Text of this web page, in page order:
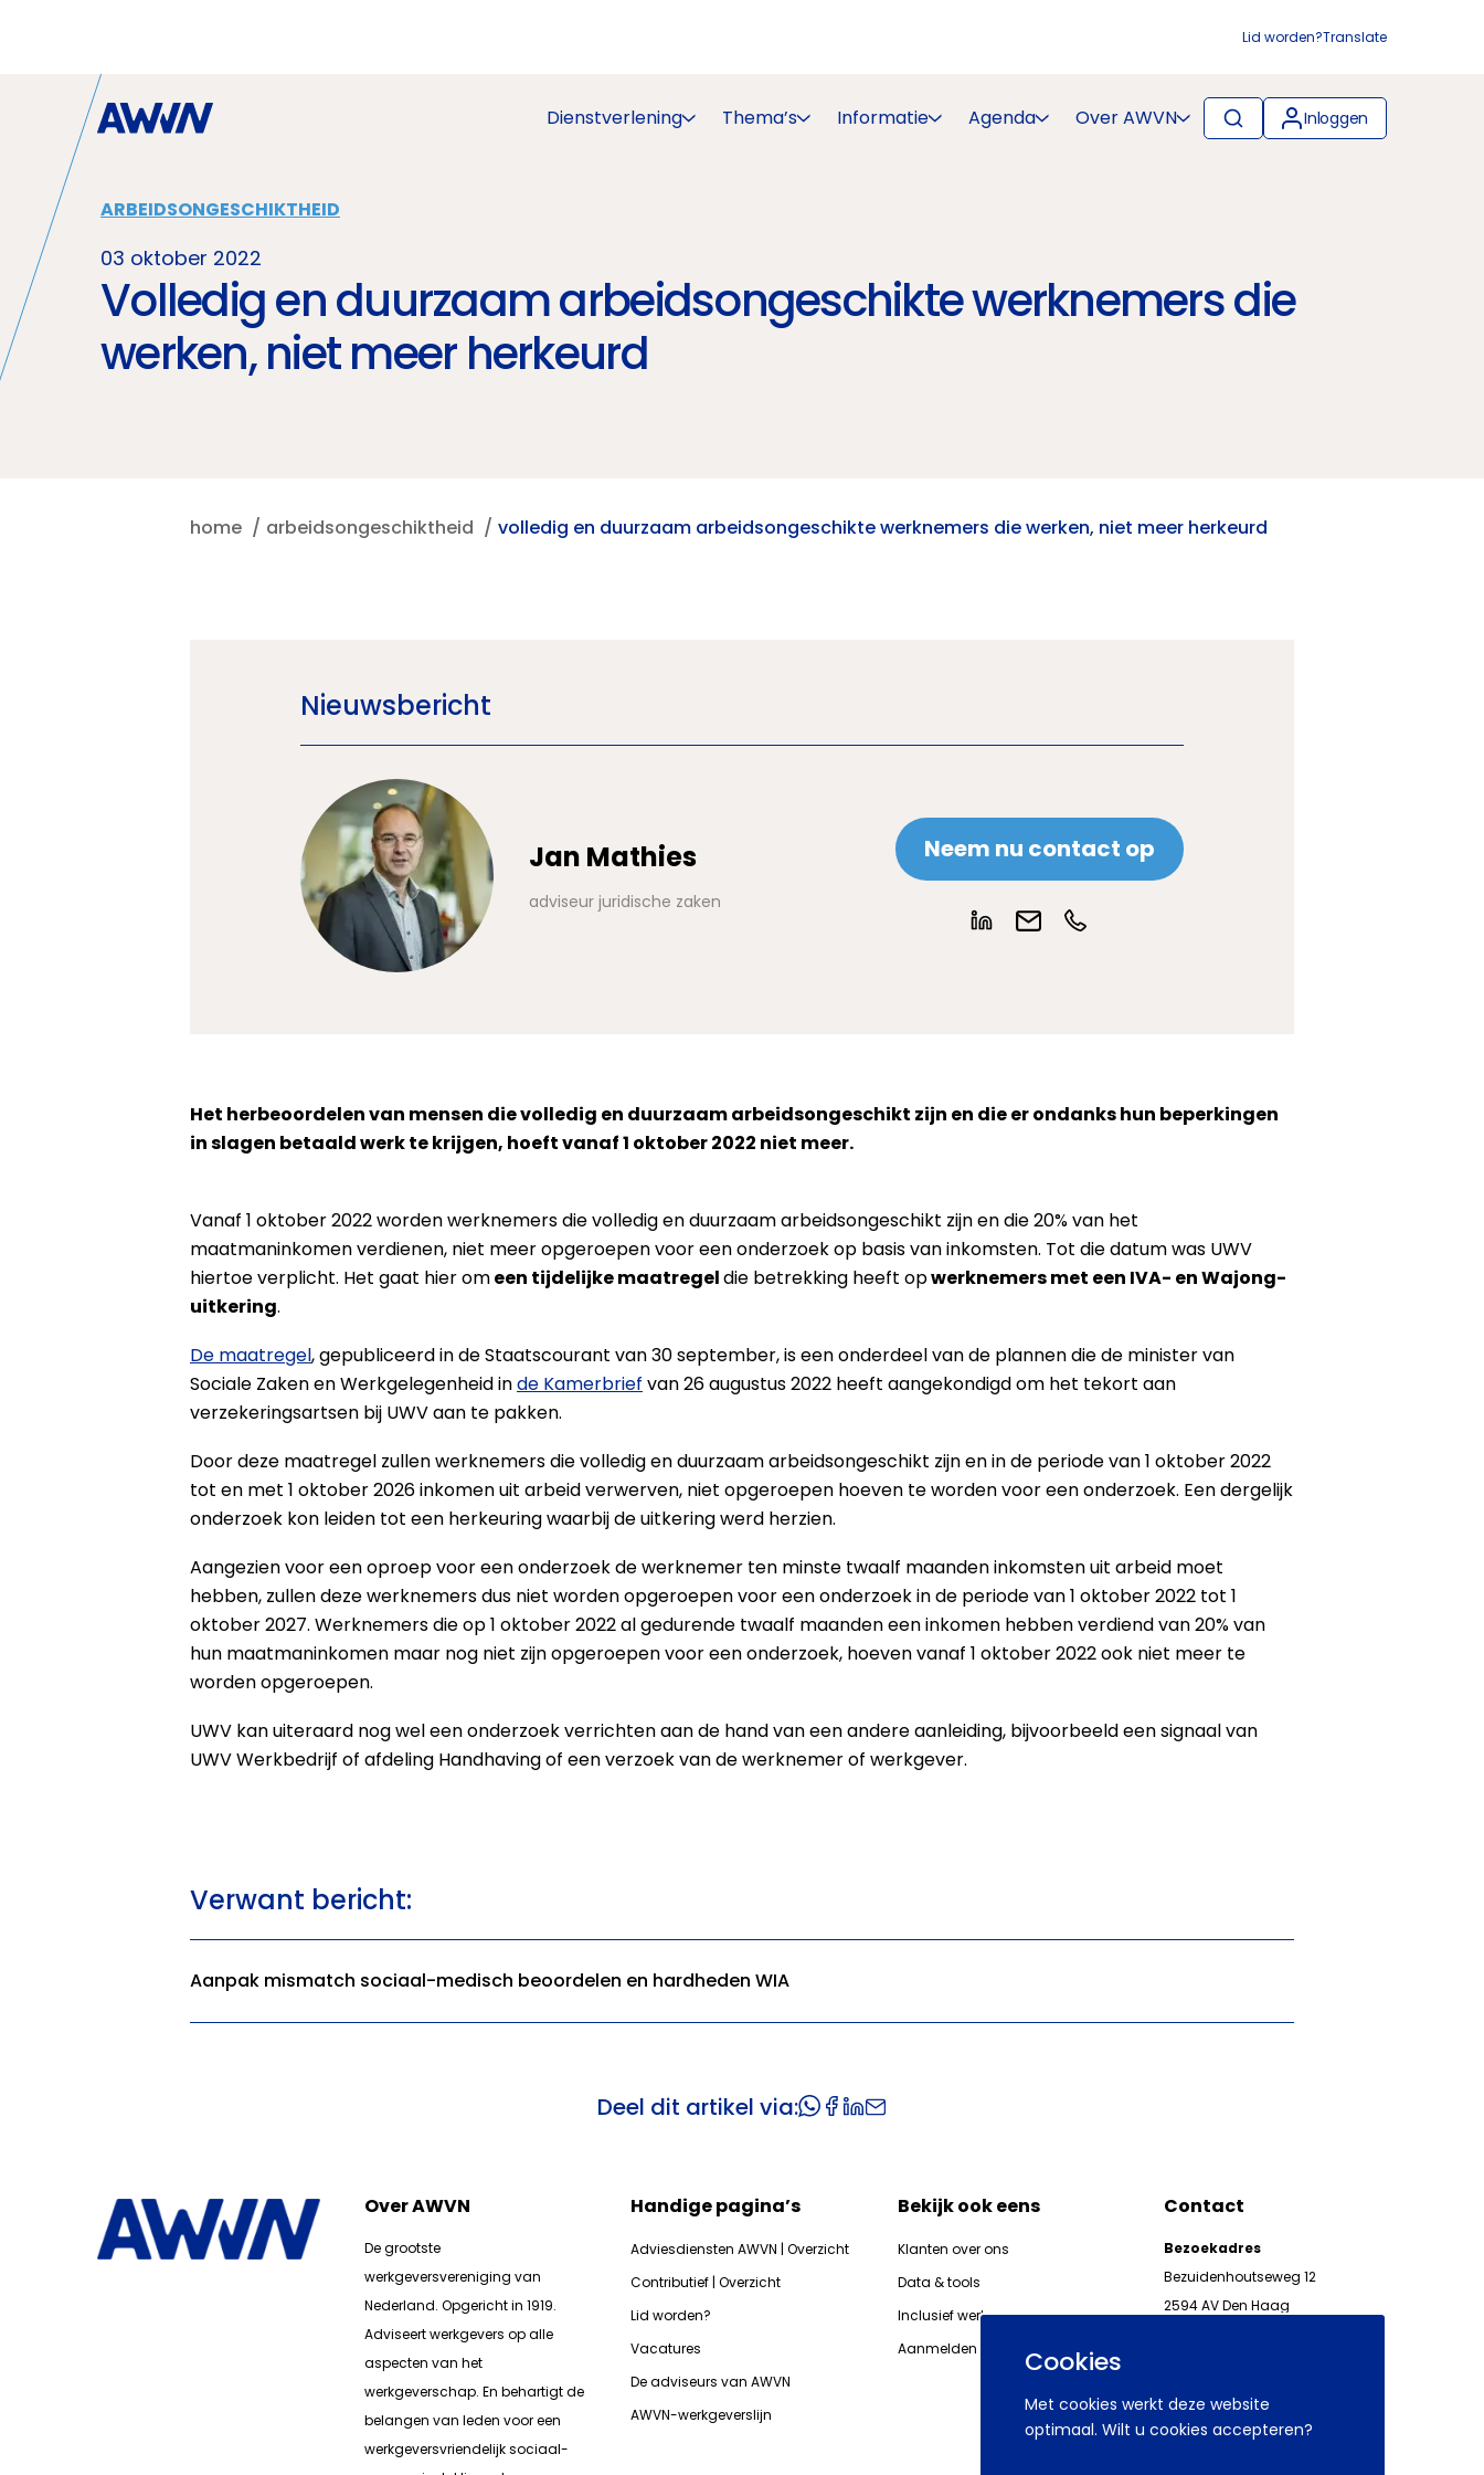
Cookies
Met cookies werkt deze website
optimaal. Wilt u cookies accepteren?
Lid worden?Translate
Dienstverlening Thema’s Informatie Agenda Over AWVN Inloggen
ARBEIDSONGESCHIKTHEID
03 oktober 2022
Volledig en duurzaam arbeidsongeschikte werknemers die
werken, niet meer herkeurd
home arbeidsongeschiktheid volledig en duurzaam arbeidsongeschikte werknemers die werken, niet meer herkeurd
Nieuwsbericht
Jan Mathies
adviseur juridische zaken
Neem nu contact op
Het herbeoordelen van mensen die volledig en duurzaam arbeidsongeschikt zijn en die er ondanks hun beperkingen
in slagen betaald werk te krijgen, hoeft vanaf 1 oktober 2022 niet meer.
Vanaf 1 oktober 2022 worden werknemers die volledig en duurzaam arbeidsongeschikt zijn en die 20% van het
maatmaninkomen verdienen, niet meer opgeroepen voor een onderzoek op basis van inkomsten. Tot die datum was UWV
hiertoe verplicht. Het gaat hier omeen tijdelijke maatregeldie betrekking heeft opwerknemers met een IVA- en Wajong-
uitkering.
De maatregel, gepubliceerd in de Staatscourant van 30 september, is een onderdeel van de plannen die de minister van
Sociale Zaken en Werkgelegenheid inde Kamerbrief van 26 augustus 2022 heeft aangekondigd om het tekort aan
verzekeringsartsen bij UWV aan te pakken.
Door deze maatregel zullen werknemers die volledig en duurzaam arbeidsongeschikt zijn en in de periode van 1 oktober 2022
tot en met 1 oktober 2026 inkomen uit arbeid verwerven, niet opgeroepen hoeven te worden voor een onderzoek. Een dergelijk
onderzoek kon leiden tot een herkeuring waarbij de uitkering werd herzien.
Aangezien voor een oproep voor een onderzoek de werknemer ten minste twaalf maanden inkomsten uit arbeid moet
hebben, zullen deze werknemers dus niet worden opgeroepen voor een onderzoek in de periode van 1 oktober 2022 tot 1
oktober 2027. Werknemers die op 1 oktober 2022 al gedurende twaalf maanden een inkomen hebben verdiend van 20% van
hun maatmaninkomen maar nog niet zijn opgeroepen voor een onderzoek, hoeven vanaf 1 oktober 2022 ook niet meer te
worden opgeroepen.
UWV kan uiteraard nog wel een onderzoek verrichten aan de hand van een andere aanleiding, bijvoorbeeld een signaal van
UWV Werkbedrijf of afdeling Handhaving of een verzoek van de werknemer of werkgever.
Verwant bericht:
Aanpak mismatch sociaal-medisch beoordelen en hardheden WIA
Deel dit artikel via:
Over AWVN
De grootste
werkgeversvereniging van
Nederland. Opgericht in 1919.
Adviseert werkgevers op alle
aspecten van het
werkgeverschap. En behartigt de
belangen van leden voor een
werkgeversvriendelijk sociaal-
Handige pagina’s
Adviesdiensten AWVN | Overzicht
Contributief | Overzicht
Lid worden?
Vacatures
De adviseurs van AWVN
AWVN-werkgeverslijn
Bekijk ook eens
Klanten over ons
Data & tools
Inclusief werkgeven
Aanmelden nieuwsbrieven AWVN
Contact
Bezoekadres
Bezuidenhoutseweg 12
2594 AV Den Haag
werkgeverslijn@awvn.nl